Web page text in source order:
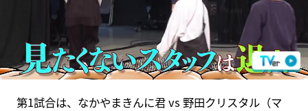
第1試合は、なかやまきんに君 vs 野田クリスタル（マ